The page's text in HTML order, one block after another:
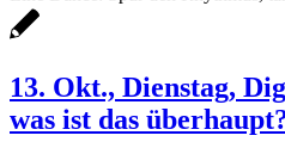
13. Okt., Dienstag,
was ist das